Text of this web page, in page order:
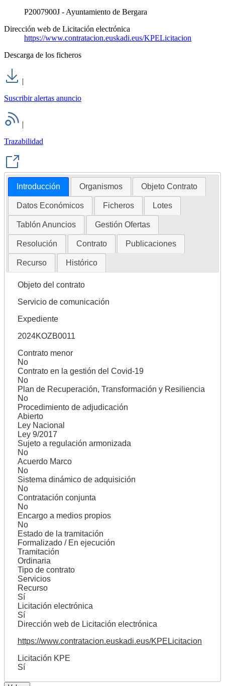
P2007900J - Ayuntamiento de Bergara
Dirección web de Licitación electrónica
https://www.contratacion.euskadi.eus/KPELicitacion
Descarga de los ficheros
|
Suscribir alertas anuncio
|
Trazabilidad
Introducción Organismos Objeto Contrato
Datos Económicos Ficheros Lotes
Tablón Anuncios Gestión Ofertas
Resolución Contrato Publicaciones
Recurso Histórico
Objeto del contrato
Servicio de comunicación
Expediente
2024KOZB0011
Contrato menor
No
Contrato en la gestión del Covid-19
No
Plan de Recuperación, Transformación y Resiliencia
No
Procedimiento de adjudicación
Abierto
Ley Nacional
Ley 9/2017
Sujeto a regulación armonizada
No
Acuerdo Marco
No
Sistema dinámico de adquisición
No
Contratación conjunta
No
Encargo a medios propios
No
Estado de la tramitación
Formalizado / En ejecución
Tramitación
Ordinaria
Tipo de contrato
Servicios
Recurso
Sí
Licitación electrónica
Sí
Dirección web de Licitación electrónica
https://www.contratacion.euskadi.eus/KPELicitacion
Licitación KPE
Sí